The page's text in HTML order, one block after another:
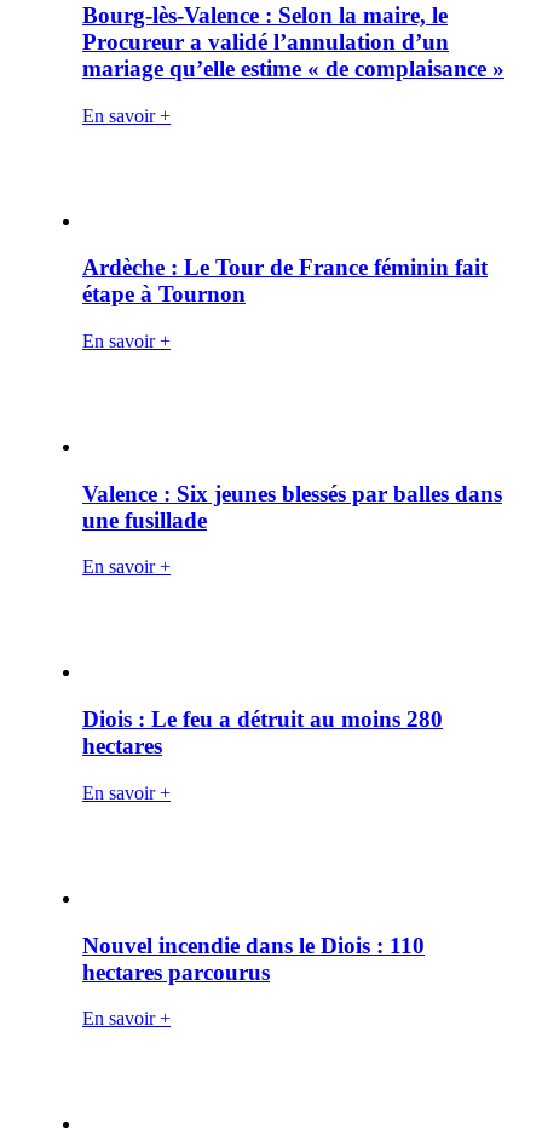
Bourg-lès-Valence : Selon la maire, le
Procureur a validé l’annulation d’un
mariage qu’elle estime « de complaisance »
En savoir +
Ardèche : Le Tour de France féminin fait
étape à Tournon
En savoir +
Valence : Six jeunes blessés par balles dans
une fusillade
En savoir +
Diois : Le feu a détruit au moins 280
hectares
En savoir +
Nouvel incendie dans le Diois : 110
hectares parcourus
En savoir +